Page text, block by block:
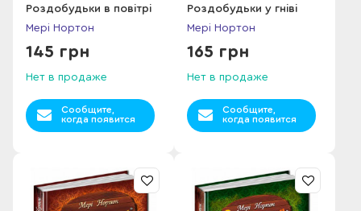
Роздобудьки в повітрі
Мері Нортон
145 грн
Нет в продаже
Сообщите,
когда появится
Роздобудьки у гніві
Мері Нортон
165 грн
Нет в продаже
Сообщите,
когда появится